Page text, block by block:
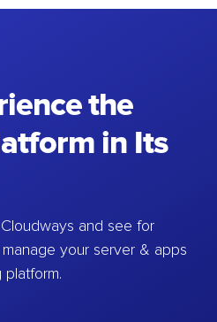
the
in Its
and see for
your server & apps